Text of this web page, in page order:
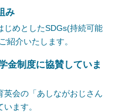
み
じめとしたSDGs(持続可能
紹介いたします。
金制度に協賛していま
英会の「あしながおじさん
ます。